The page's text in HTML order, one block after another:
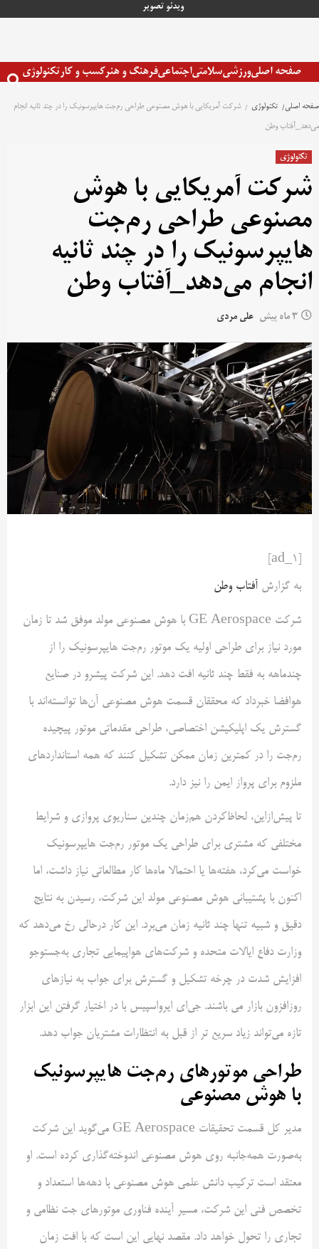
ویدئو تصویر
صفحه اصلیورزشیسلامتیاجتماعیفرهنگ و هنرکسب و کارتکنولوژی
صفحه اصلی تکنولوژی
شرکت آمریکایی با هوش مصنوعی طراحی رم‌جت هایپرسونیک را در چند ثانیه انجام
می‌دهد_آفتاب وطن
تکنولوژی
شرکت آمریکایی با هوش
مصنوعی طراحی رم‌جت
هایپرسونیک را در چند ثانیه
انجام می‌دهد_آفتاب وطن
3 ماه پیش علی مردی
به گزارش آفتاب وطن
شرکت GE Aerospace با هوش مصنوعی مولد موفق شد تا زمان
مورد نیاز برای طراحی اولیه یک موتور رم‌جت هایپرسونیک را از
چندماهه به فقط چند ثانیه افت دهد. این شرکت پیشرو در صنایع
هوافضا خبرداد که محققان قسمت هوش مصنوعی آن‌ها توانسته‌اند با
گسترش یک اپلیکیشن اختصاصی، طراحی مقدماتی موتور پیچیده
رم‌جت را در کمترین زمان ممکن تشکیل کنند که همه استانداردهای
ملزوم برای پرواز ایمن را نیز دارد.
تا پیش‌ازاین، لحاظ‌کردن هم‌زمان چندین سناریوی پروازی و شرایط
مختلفی که مشتری برای طراحی یک موتور رم‌جت هایپرسونیک
خواست می‌کرد، هفته‌ها یا احتمالا ماه‌ها کار مطالعاتی نیاز داشت، اما
اکنون با پشتیبانی هوش مصنوعی مولد این شرکت، رسیدن به نتایج
دقیق و شبیه تنها چند ثانیه زمان می‌برد. این کار درحالی رخ می‌دهد که
وزارت دفاع ایالات متحده و شرکت‌های هواپیمایی تجاری به‌جستوجو
افزایش شدت در چرخه تشکیل و گسترش برای جواب به نیازهای
روزافزون بازار می باشند. جی‌ای ایرواسپیس با در اختیار گرفتن این ابزار
تازه می‌تواند زیاد سریع تر از قبل به انتظارات مشتریان جواب دهد.
طراحی موتورهای رم‌جت هایپرسونیک
با هوش مصنوعی
مدیر کل قسمت تحقیقات GE Aerospace می‌گوید این شرکت
به‌صورت همه‌جانبه روی هوش مصنوعی اندوخته‌گذاری کرده است. او
معتقد است ترکیب دانش علمی هوش مصنوعی با دهه‌ها استعداد و
تخصص فنی این شرکت، مسیر آینده فناوری موتورهای جت نظامی و
تجاری را تحول خواهد داد. مقصد نهایی این است که با افت زمان